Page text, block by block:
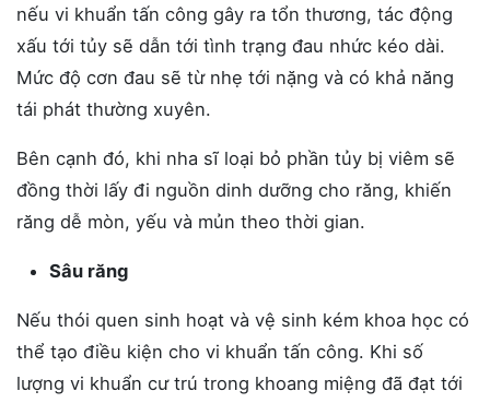
nếu vi khuẩn tấn công gây ra tổn thương, tác động
xấu tới tủy sẽ dẫn tới tình trạng đau nhức kéo dài.
Mức độ cơn đau sẽ từ nhẹ tới nặng và có khả năng
tái phát thường xuyên.
Bên cạnh đó, khi nha sĩ loại bỏ phần tủy bị viêm sẽ
đồng thời lấy đi nguồn dinh dưỡng cho răng, khiến
răng dễ mòn, yếu và mủn theo thời gian.
Sâu răng
Nếu thói quen sinh hoạt và vệ sinh kém khoa học có
thể tạo điều kiện cho vi khuẩn tấn công. Khi số
lượng vi khuẩn cư trú trong khoang miệng đã đạt tới